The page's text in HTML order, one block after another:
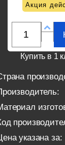
Акция
Купить в 1
указана за: